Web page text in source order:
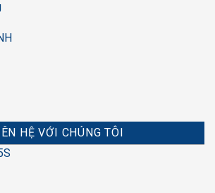
HỆ VỚI CHÚNG TÔI